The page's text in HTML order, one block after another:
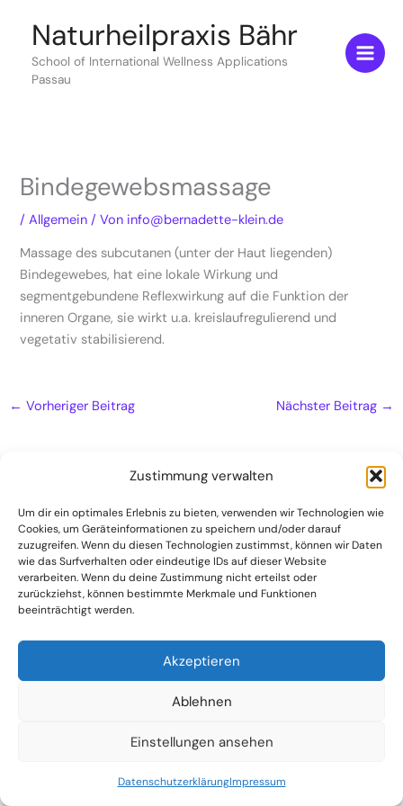
Zustimmung verwalten
Um dir ein optimales Erlebnis zu bieten, verwenden wir Technologien wie
Cookies, um Geräteinformationen zu speichern und/oder darauf
zuzugreifen. Wenn du diesen Technologien zustimmst, können wir Daten
wie das Surfverhalten oder eindeutige IDs auf dieser Website
verarbeiten. Wenn du deine Zustimmung nicht erteilst oder
zurückziehst, können bestimmte Merkmale und Funktionen
beeinträchtigt werden.
Akzeptieren
Ablehnen
Einstellungen ansehen
DatenschutzerklärungImpressum
springenNaturheilpraxis Bähr
School of International Wellness Applications
Passau
Bindegewebsmassage
/Allgemein / Von info@bernadette-klein.de
Massage des subcutanen (unter der Haut liegenden)
Bindegewebes, hat eine lokale Wirkung und
segmentgebundene Reflexwirkung auf die Funktion der
inneren Organe, sie wirkt u.a. kreislaufregulierend und
vegetativ stabilisierend.
← Vorheriger Beitrag Nächster Beitrag →
Naturheilpraxis
Kontakt
Datenschutzerklärung
(C) 2024 Dr. Harald und Sabine Bähr